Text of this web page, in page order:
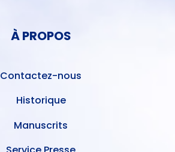
À PROPOS
Contactez-nous
Historique
Manuscrits